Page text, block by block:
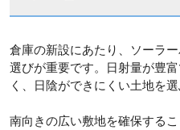
倉庫の新設にあたり、ソーラ
選びが重要です。日射量が豊
く、日陰ができにくい土地を
南向きの広い敷地を確保する